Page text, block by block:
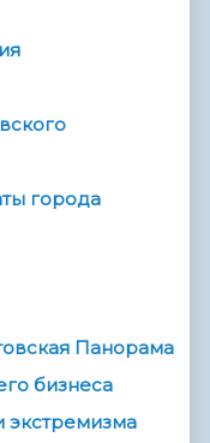
города
Панорама
бизнеса
экстремизма